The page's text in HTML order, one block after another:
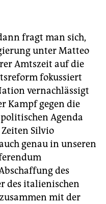
fragt man sich,
unter Matteo
Amtszeit auf die
fokussiert
vernachlässigt
Kampf gegen die
Agenda
Silvio
genau in unseren
des
des italienischen
mit der